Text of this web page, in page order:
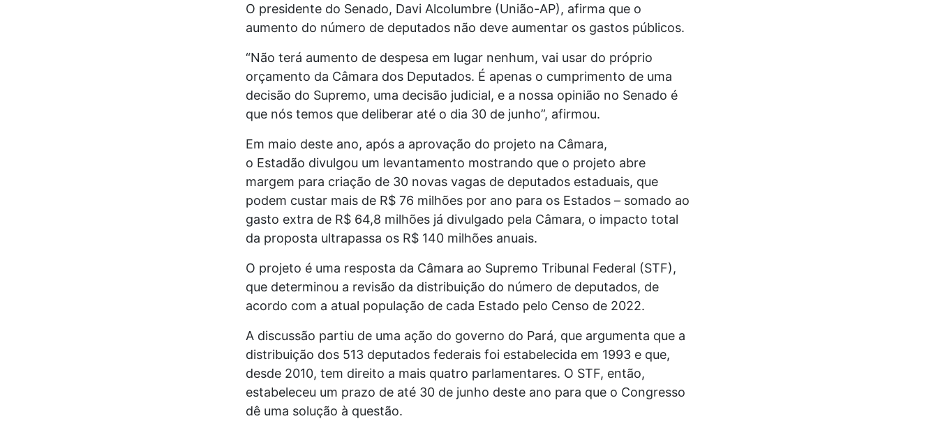
O presidente do Senado, Davi Alcolumbre (União-AP), afirma que o
aumento do número de deputados não deve aumentar os gastos públicos.
“Não terá aumento de despesa em lugar nenhum, vai usar do próprio
orçamento da Câmara dos Deputados. É apenas o cumprimento de uma
decisão do Supremo, uma decisão judicial, e a nossa opinião no Senado é
que nós temos que deliberar até o dia 30 de junho”, afirmou.
Em maio deste ano, após a aprovação do projeto na Câmara,
o Estadão divulgou um levantamento mostrando que o projeto abre
margem para criação de 30 novas vagas de deputados estaduais, que
podem custar mais de R$ 76 milhões por ano para os Estados – somado ao
gasto extra de R$ 64,8 milhões já divulgado pela Câmara, o impacto total
da proposta ultrapassa os R$ 140 milhões anuais.
O projeto é uma resposta da Câmara ao Supremo Tribunal Federal (STF),
que determinou a revisão da distribuição do número de deputados, de
acordo com a atual população de cada Estado pelo Censo de 2022.
A discussão partiu de uma ação do governo do Pará, que argumenta que a
distribuição dos 513 deputados federais foi estabelecida em 1993 e que,
desde 2010, tem direito a mais quatro parlamentares. O STF, então,
estabeleceu um prazo de até 30 de junho deste ano para que o Congresso
dê uma solução à questão.